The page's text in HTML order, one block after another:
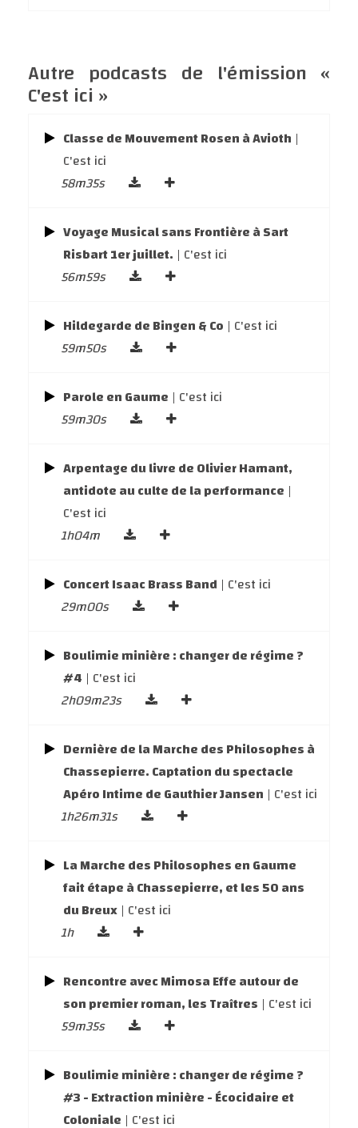
Autre podcasts de l'émission «
C'est ici »
Classe de Mouvement Rosen à Avioth |
C'est ici
58m35s
Voyage Musical sans Frontière à Sart
Risbart 1er juillet. | C'est ici
56m59s
Hildegarde de Bingen & Co | C'est ici
59m50s
Parole en Gaume | C'est ici
59m30s
Arpentage du livre de Olivier Hamant,
antidote au culte de la performance |
C'est ici
1h04m
Concert Isaac Brass Band | C'est ici
29m00s
Boulimie minière : changer de régime ?
#4 | C'est ici
2h09m23s
Dernière de la Marche des Philosophes à
Chassepierre. Captation du spectacle
Apéro Intime de Gauthier Jansen | C'est ici
1h26m31s
La Marche des Philosophes en Gaume
fait étape à Chassepierre, et les 50 ans
du Breux | C'est ici
1h
Rencontre avec Mimosa Effe autour de
son premier roman, les Traîtres | C'est ici
59m35s
Boulimie minière : changer de régime ?
#3 - Extraction minière - Écocidaire et
Coloniale | C'est ici